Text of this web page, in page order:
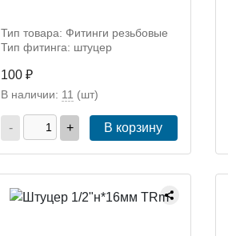
Тип товара: Фитинги резьбовые
Тип фитинга: штуцер
100 ₽
В наличии: 11 (шт)
- + В корзину